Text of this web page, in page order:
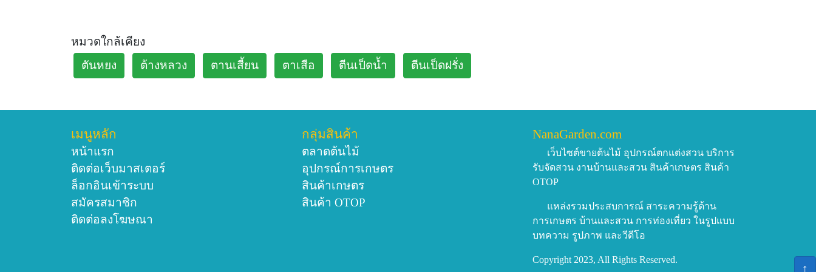
หมวดใกล้เคียง
ตันหยง
ต้างหลวง ตานเสี้ยน ตาเสือ ตีนเป็ดน้ำ ตีนเป็ดฝรั่ง
เมนูหลัก
หน้าแรก
ติดต่อเว็บมาสเตอร์
ล็อกอินเข้าระบบ
สมัครสมาชิก
ติดต่อลงโฆษณา
กลุ่มสินค้า
ตลาดต้นไม้
อุปกรณ์การเกษตร
สินค้าเกษตร
สินค้า OTOP
NanaGarden.com
เว็บไซต์ขายต้นไม้ อุปกรณ์ตกแต่งสวน บริการ
รับจัดสวน งานบ้านและสวน สินค้าเกษตร สินค้า
OTOP
แหล่งรวมประสบการณ์ สาระความรู้ด้าน
การเกษตร บ้านและสวน การท่องเที่ยว ในรูปแบบ
บทความ รูปภาพ และวีดีโอ
Copyright 2023, All Rights Reserved.
↑